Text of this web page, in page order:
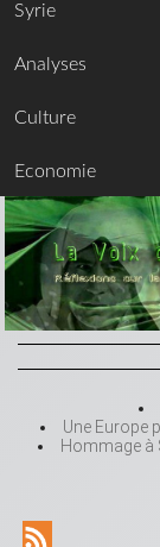
Syrie
Analyses
Culture
Economie
Une Europe
Hommage à